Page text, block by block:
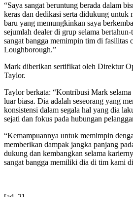
“Saya sangat beruntung berada dalam
keras dan dedikasi serta didukung untuk
baru yang memungkinkan saya
sejumlah dealer di grup selama
sangat bangga memimpin tim di fasilitas
Loughborough.”
Mark diberikan sertifikat oleh Direktur
Taylor.
Taylor berkata: “Kontribusi Mark
luar biasa. Dia adalah seseorang yang
konsistensi dalam segala hal yang dia
sejati dan fokus pada hubungan
“Kemampuannya untuk memimpin
memberikan dampak jangka panjang
dukung dan kembangkan selama
sangat bangga memiliki dia di tim kami